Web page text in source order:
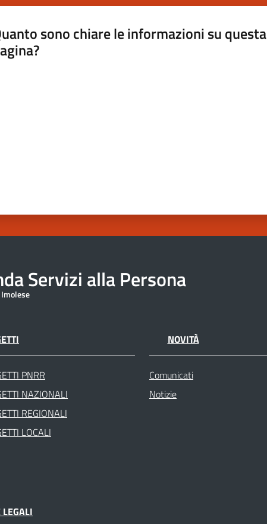
sono chiare le informazioni su questa
Servizi alla Persona
PNRR
NAZIONALI
REGIONALI
LOCALI
NOVITÀ
Comunicati
Notizie
LEGALI